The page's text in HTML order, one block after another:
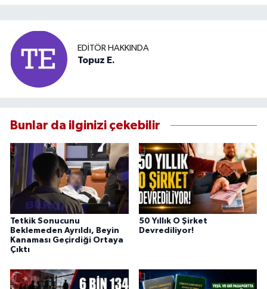
EDITÖR HAKKINDA
Topuz E.
Bunlar da ilginizi çekebilir
Tetkik Sonucunu
Beklemeden Ayrıldı, Beyin
Kanaması Geçirdiği Ortaya
Çıktı
50 Yıllık O Şirket
Devrediliyor!